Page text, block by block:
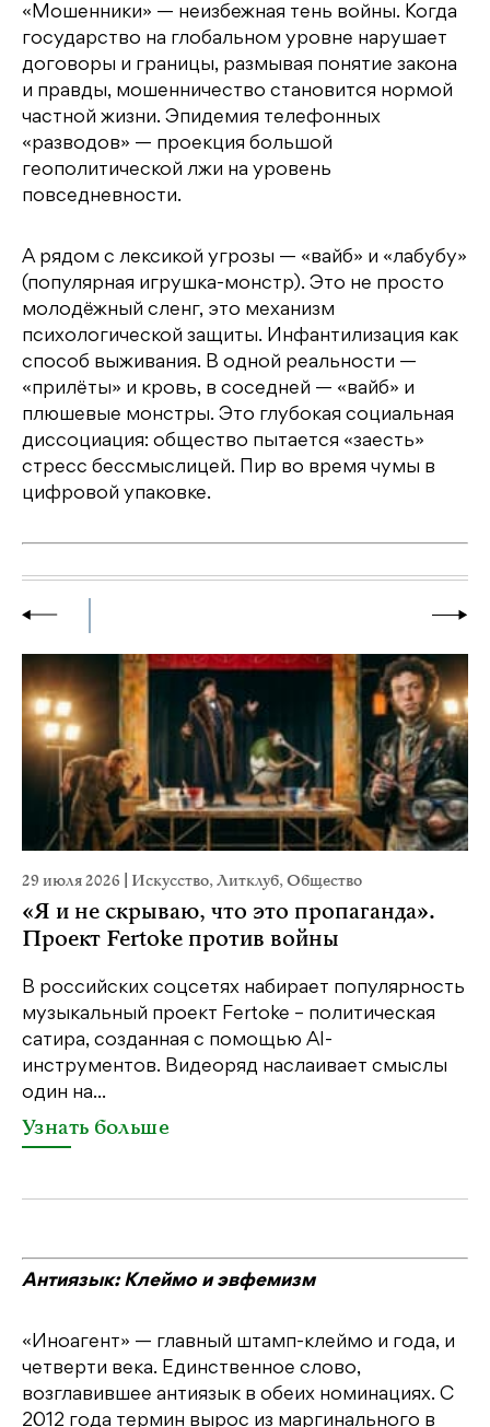
«Мошенники» — неизбежная тень войны. Когда
государство на глобальном уровне нарушает
договоры и границы, размывая понятие закона
и правды, мошенничество становится нормой
частной жизни. Эпидемия телефонных
«разводов» — проекция большой
геополитической лжи на уровень
повседневности.
А рядом с лексикой угрозы — «вайб» и «лабубу»
(популярная игрушка-монстр). Это не просто
молодёжный сленг, это механизм
психологической защиты. Инфантилизация как
способ выживания. В одной реальности —
«прилёты» и кровь, в соседней — «вайб» и
плюшевые монстры. Это глубокая социальная
диссоциация: общество пытается «заесть»
стресс бессмыслицей. Пир во время чумы в
цифровой упаковке.
29 июля 2026 Искусство,Литклуб,Общество
«Я и не скрываю, что это пропаганда».
Проект Fertoke против войны
В российских соцсетях набирает популярность
музыкальный проект Fertoke – политическая
сатира, созданная с помощью AI-
инструментов. Видеоряд наслаивает смыслы
один на...
Узнать больше
Антиязык: Клеймо и эвфемизм
«Иноагент» — главный штамп-клеймо и года, и
четверти века. Единственное слово,
возглавившее антиязык в обеих номинациях. С
2012 года термин вырос из маргинального в